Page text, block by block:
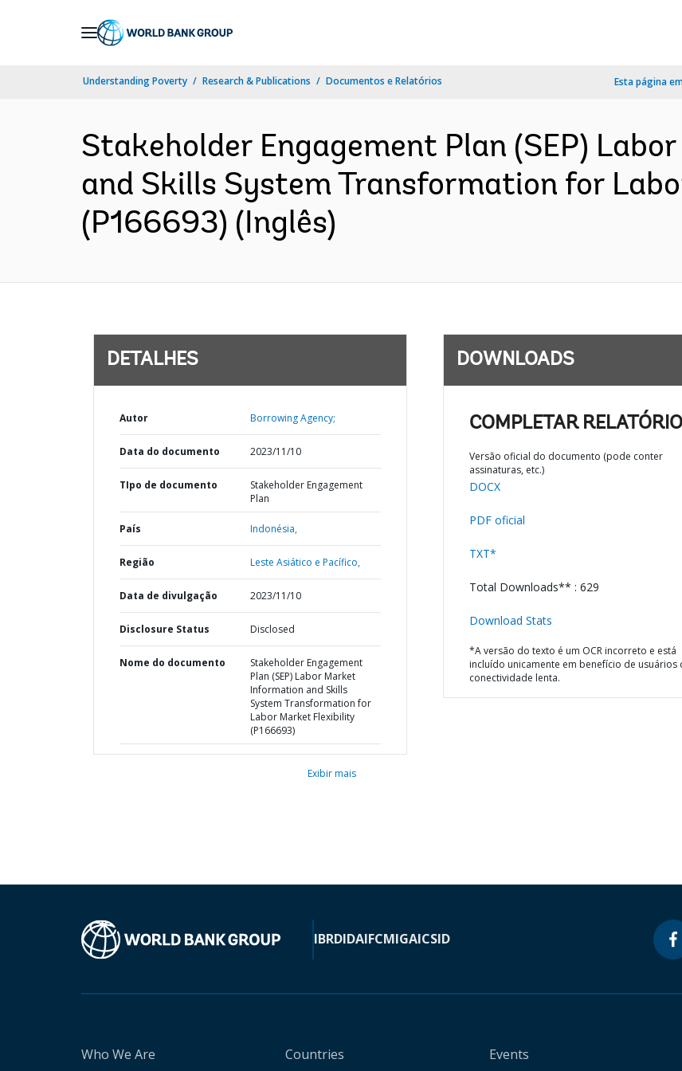
Understanding Poverty Research & Publications Documentos e Relatórios Esta página
Stakeholder Engagement Plan (SEP)
and Skills System Transformation for
(P166693) (Inglês)
DETALHES
Autor Borrowing Agency;
Data do documento 2023/11/10
TIpo de documento
Stakeholder Engagement
Plan
País Indonésia,
Região Leste Asiático e Pacífico,
Data de divulgação 2023/11/10
Disclosure Status Disclosed
Nome do documento
Stakeholder Engagement
Plan (SEP) Labor Market
Information and Skills
System Transformation for
Labor Market Flexibility
(P166693)
Exibir mais
DOWNLOADS
COMPLETAR RELATÓRIO
Versão oficial do documento (pode conter
assinaturas, etc.)
DOCX
PDF oficial
TXT*
Total Downloads** : 629
Download Stats
*A versão do texto é um OCR incorreto e está
incluído unicamente em benefício de usuários
conectividade lenta.
IBRDIDAIFCMIGAICSID
Who We Are Countries Events